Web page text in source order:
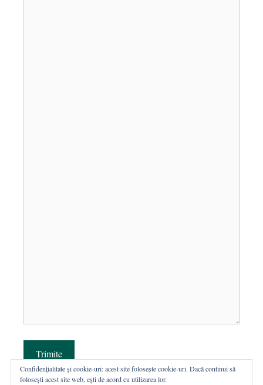
Trimite
Confidențialitate și cookie-uri: acest site folosește cookie-uri. Dacă continui să
folosești acest site web, ești de acord cu utilizarea lor.